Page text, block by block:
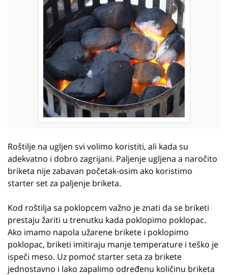
Roštilje na ugljen svi volimo koristiti, ali kada su
adekvatno i dobro zagrijani. Paljenje ugljena a naročito
briketa nije zabavan početak-osim ako koristimo
starter set za paljenje briketa.
Kod roštilja sa poklopcem važno je znati da se briketi
prestaju žariti u trenutku kada poklopimo poklopac.
Ako imamo napola užarene brikete i poklopimo
poklopac, briketi imitiraju manje temperature i teško je
ispeči meso. Uz pomoć starter seta za brikete
jednostavno i lako zapalimo određenu količinu briketa